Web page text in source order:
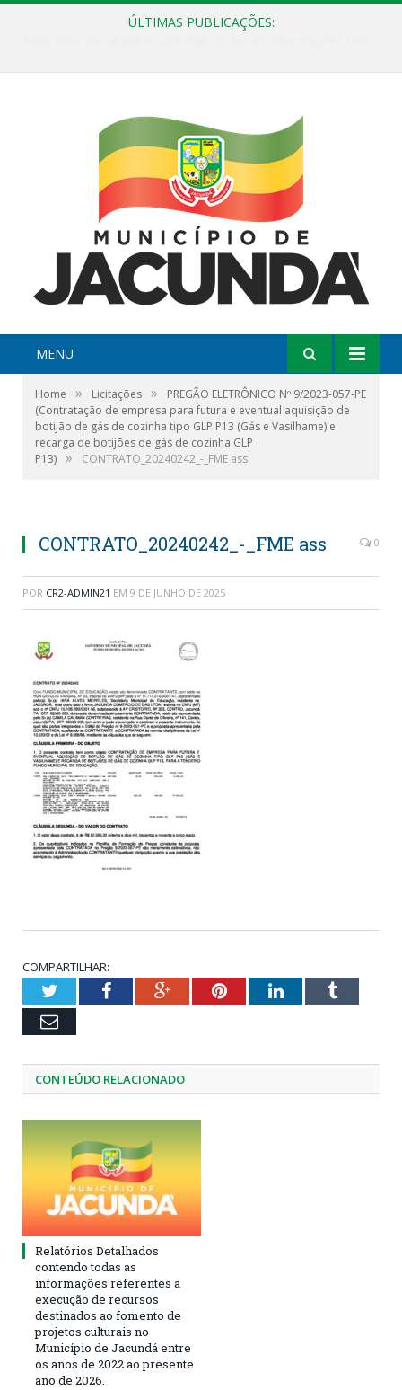
ÚLTIMAS PUBLICAÇÕES:
MENU
Home » Licitações »
PREGÃO ELETRÔNICO Nº 9/2023-057-PE
(Contratação de empresa para futura e eventual aquisição de
botijão de gás de cozinha tipo GLP P13 (Gás e Vasilhame) e
recarga de botijões de gás de cozinha GLP
P13) » CONTRATO_20240242_-_FME ass
CONTRATO_20240242_-_FME ass 0
POR CR2-ADMIN21 EM 9 DE JUNHO DE 2025
COMPARTILHAR:
TwitterFacebookGoogle+PinterestLinkedInTumblr
Email
CONTEÚDO RELACIONADO
Relatórios Detalhados
contendo todas as
informações referentes a
execução de recursos
destinados ao fomento de
projetos culturais no
Município de Jacundá entre
os anos de 2022 ao presente
ano de 2026.